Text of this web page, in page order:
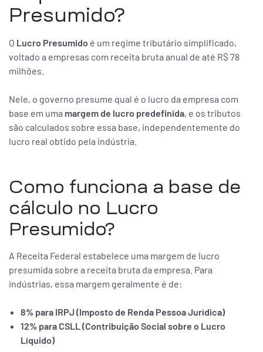
Presumido?
O Lucro Presumido é um regime tributário simplificado,
voltado a empresas com receita bruta anual de até R$ 78
milhões.
Nele, o governo presume qual é o lucro da empresa com
base em uma margem de lucro predefinida, e os tributos
são calculados sobre essa base, independentemente do
lucro real obtido pela indústria.
Como funciona a base de
cálculo no Lucro
Presumido?
A Receita Federal estabelece uma margem de lucro
presumida sobre a receita bruta da empresa. Para
indústrias, essa margem geralmente é de:
8% para IRPJ (Imposto de Renda Pessoa Jurídica)
12% para CSLL (Contribuição Social sobre o Lucro
Líquido)